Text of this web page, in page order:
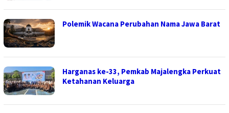
Polemik Wacana Perubahan Nama Jawa Barat
Harganas ke-33, Pemkab Majalengka Perkuat
Ketahanan Keluarga